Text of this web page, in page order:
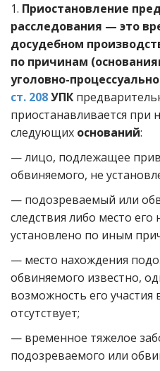
1. Приостановление
расследования — это
досудебном
по причинам
уголовно-
ст. 208УПК
приостанавливается при
следующих оснований:
— лицо, подлежащее
обвиняемого, не
— подозреваемый или
следствия либо место его
установлено по иным
— место нахождения
обвиняемого известно,
возможность его участия
отсутствует;
— временное тяжелое
подозреваемого или